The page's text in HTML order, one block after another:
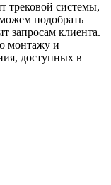
трековой системы,
подобрать
запросам клиента.
монтажу и
доступных в